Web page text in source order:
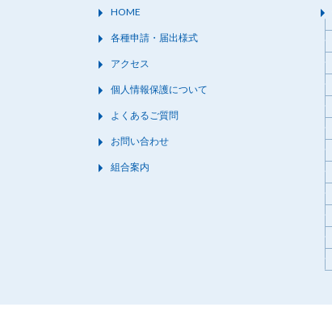
HOME
各種申請・届出様式
アクセス
個人情報保護について
よくあるご質問
お問い合わせ
組合案内